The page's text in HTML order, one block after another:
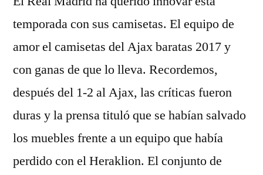
temporada con sus camisetas. El equipo de
amor el camisetas del Ajax baratas 2017 y
con ganas de que lo lleva. Recordemos,
después del 1-2 al Ajax, las críticas fueron
duras y la prensa tituló que se habían salvado
los muebles frente a un equipo que había
perdido con el Heraklion. El conjunto de